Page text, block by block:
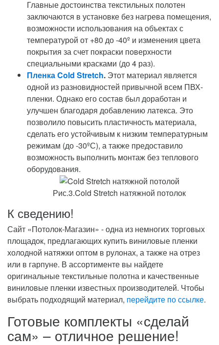
Главные достоинства текстильных полотен
заключаются в установке без нагрева помещения,
возможности использования на объектах с
температурой от +80 до -40º и изменения цвета
покрытия за счет покраски поверхности
специальными красками (до 4 раз).
Пленка Cold Stretch. Этот материал является
одной из разновидностей привычной всем ПВХ-
пленки. Однако его состав был доработан и
улучшен благодаря добавлению латекса. Это
позволило повысить пластичность материала,
сделать его устойчивым к низким температурным
режимам (до -30ºС), а также предоставило
возможность выполнить монтаж без теплового
оборудования.
Рис.3.Cold Stretch натяжной потолок
К сведению!
Сайт «Потолок-Магазин» - одна из немногих торговых
площадок, предлагающих купить виниловые пленки
холодной натяжки оптом в рулонах, а также на отрез
или в гарпуне. В ассортименте вы найдете
оригинальные текстильные полотна и качественные
виниловые пленки известных производителей. Чтобы
выбрать подходящий материал, перейдите по ссылке.
Готовые комплекты «сделай
сам» – отличное решение!